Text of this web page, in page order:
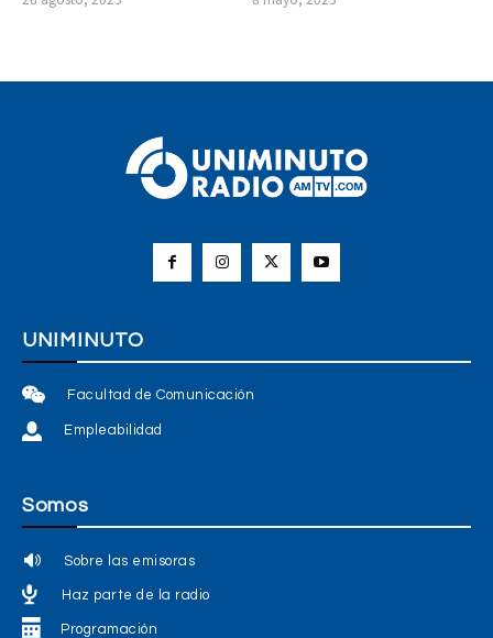
UNIMINUTO
Facultad de Comunicación
Empleabilidad
Somos
Sobre las emisoras
Haz parte de la radio
Programación